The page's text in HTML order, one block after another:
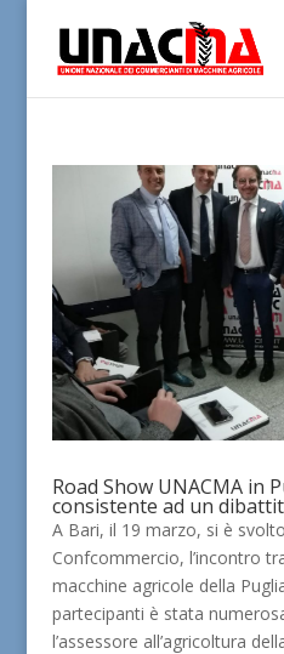
Road Show UNACMA in
consistente ad un
A Bari, il 19 marzo, si è
Confcommercio, l’incontro
macchine agricole della
partecipanti è stata
l’assessore all’agricoltura